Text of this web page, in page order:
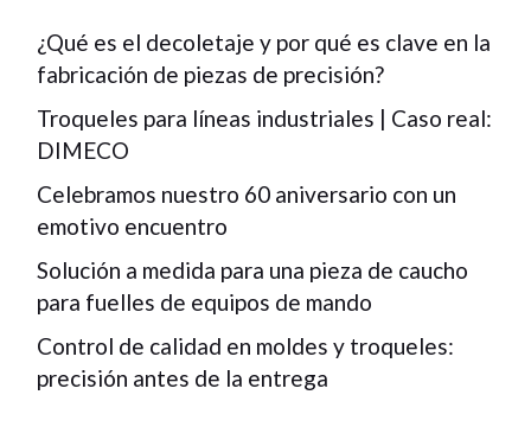
¿Qué es el decoletaje y por qué es clave en la
fabricación de piezas de precisión?
Troqueles para líneas industriales | Caso real:
DIMECO
Celebramos nuestro 60 aniversario con un
emotivo encuentro
Solución a medida para una pieza de caucho
para fuelles de equipos de mando
Control de calidad en moldes y troqueles:
precisión antes de la entrega